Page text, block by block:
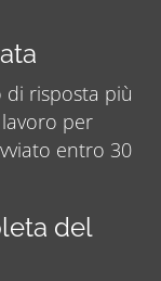
risposta più
per
entro 30
del